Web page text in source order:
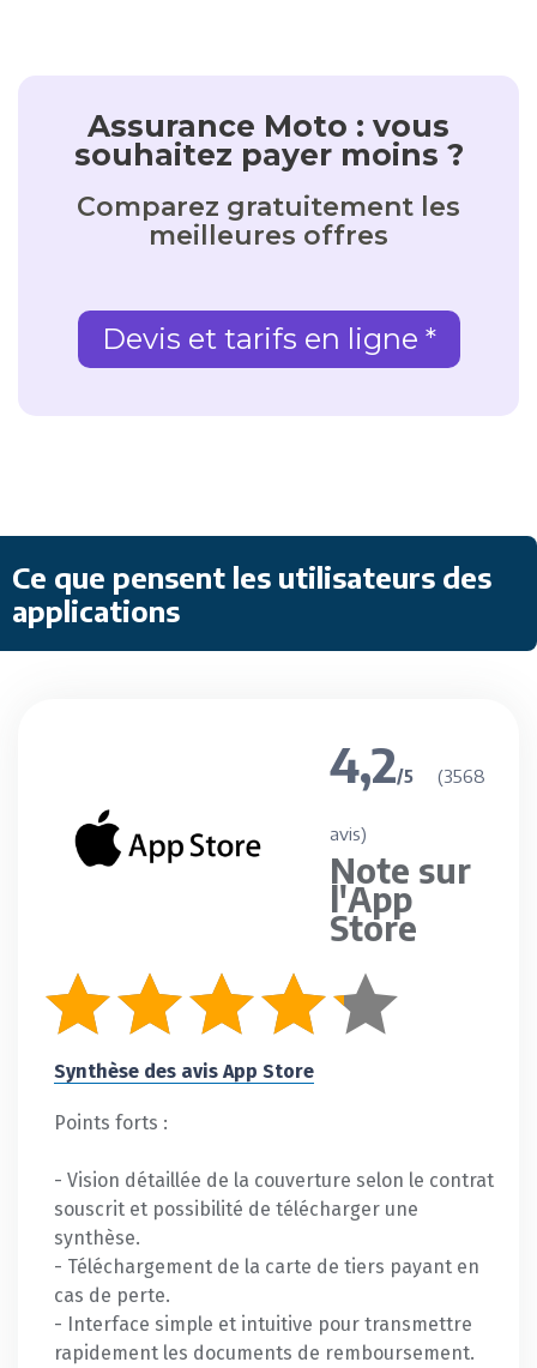
Assurance Moto : vous
souhaitez payer moins ?
Comparez gratuitement les
meilleures offres
Devis et tarifs en ligne *
Ce que pensent les utilisateurs des
applications
4,2/5 (3568
avis)
Note sur
l'App
Store
Synthèse des avis App Store
Points forts :
- Vision détaillée de la couverture selon le contrat
souscrit et possibilité de télécharger une
synthèse.
- Téléchargement de la carte de tiers payant en
cas de perte.
- Interface simple et intuitive pour transmettre
rapidement les documents de remboursement.